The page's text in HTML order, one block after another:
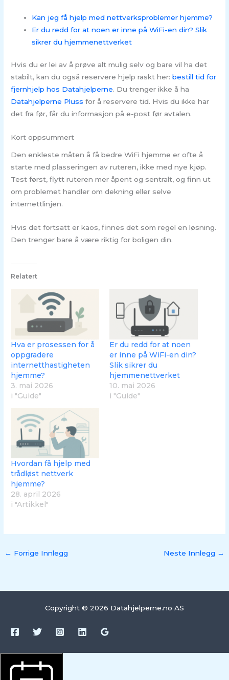
Kan jeg få hjelp med nettverksproblemer hjemme?
Er du redd for at noen er inne på WiFi-en din? Slik
sikrer du hjemmenettverket
Hvis du er lei av å prøve alt mulig selv og bare vil ha det
stabilt, kan du også reservere hjelp raskt her:bestill tid for
fjernhjelp hos Datahjelperne. Du trenger ikke å ha
Datahjelperne Pluss for å reservere tid. Hvis du ikke har
det fra før, får du informasjon på e-post før avtalen.
Kort oppsummert
Den enkleste måten å få bedre WiFi hjemme er ofte å
starte med plasseringen av ruteren, ikke med nye kjøp.
Test først, flytt ruteren mer åpent og sentralt, og finn ut
om problemet handler om dekning eller selve
internettlinjen.
Hvis det fortsatt er kaos, finnes det som regel en løsning.
Den trenger bare å være riktig for boligen din.
Relatert
Hva er prosessen for å
oppgradere
internetthastigheten
hjemme?
3. mai 2026
i "Guide"
Er du redd for at noen
er inne på WiFi-en din?
Slik sikrer du
hjemmenettverket
10. mai 2026
i "Guide"
Hvordan få hjelp med
trådløst nettverk
hjemme?
28. april 2026
i "Artikkel"
← Forrige Innlegg Neste Innlegg →
Copyright © 2026 Datahjelperne.no AS